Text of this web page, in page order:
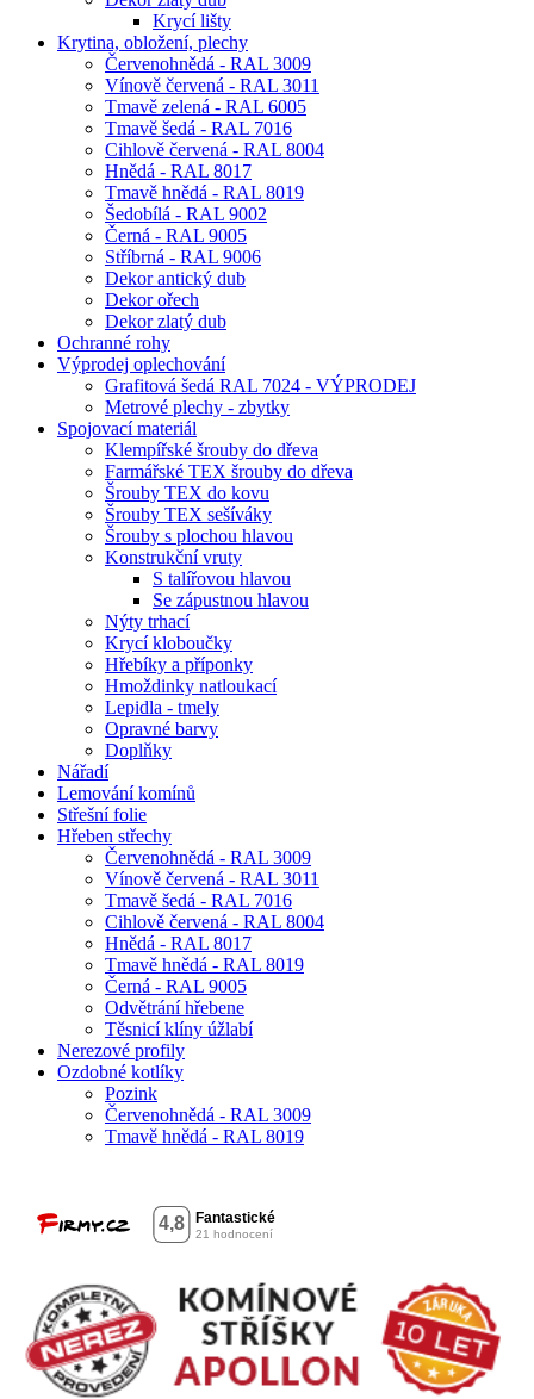
Krycí lišty
Krytina, obložení, plechy
Červenohnědá - RAL 3009
Vínově červená - RAL 3011
Tmavě zelená - RAL 6005
Tmavě šedá - RAL 7016
Cihlově červená - RAL 8004
Hnědá - RAL 8017
Tmavě hnědá - RAL 8019
Šedobílá - RAL 9002
Černá - RAL 9005
Stříbrná - RAL 9006
Dekor antický dub
Dekor ořech
Dekor zlatý dub
Ochranné rohy
Výprodej oplechování
Grafitová šedá RAL 7024 - VÝPRODEJ
Metrové plechy - zbytky
Spojovací materiál
Klempířské šrouby do dřeva
Farmářské TEX šrouby do dřeva
Šrouby TEX do kovu
Šrouby TEX sešíváky
Šrouby s plochou hlavou
Konstrukční vruty
S talířovou hlavou
Se zápustnou hlavou
Nýty trhací
Krycí kloboučky
Hřebíky a příponky
Hmoždinky natloukací
Lepidla - tmely
Opravné barvy
Doplňky
Nářadí
Lemování komínů
Střešní folie
Hřeben střechy
Červenohnědá - RAL 3009
Vínově červená - RAL 3011
Tmavě šedá - RAL 7016
Cihlově červená - RAL 8004
Hnědá - RAL 8017
Tmavě hnědá - RAL 8019
Černá - RAL 9005
Odvětrání hřebene
Těsnicí klíny úžlabí
Nerezové profily
Ozdobné kotlíky
Pozink
Červenohnědá - RAL 3009
Tmavě hnědá - RAL 8019